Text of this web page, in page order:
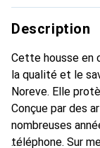
Description
Cette housse en
la qualité et le
Noreve. Elle
Conçue par des
nombreuses
téléphone. Sur